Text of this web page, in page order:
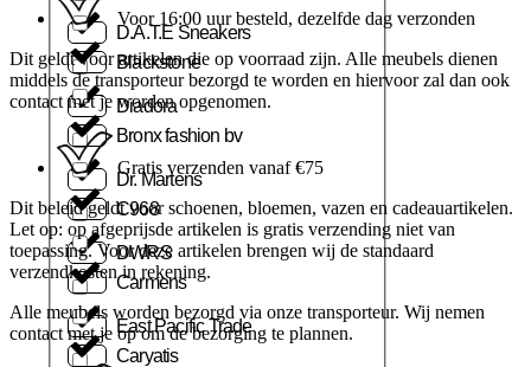
D.A.T.E Sneakers
Diadora
Dr. Martens
DWRS
East Pacific Trade
Blackstone
Bronx fashion bv
C968
Carmens
Caryatis
Voor 16:00 uur besteld, dezelfde dag verzonden
Dit geldt voor artikelen die op voorraad zijn. Alle meubels dienen
middels de transporteur bezorgd te worden en hiervoor zal dan ook
contact met je worden opgenomen.
Gratis verzenden vanaf €75
Dit beleid geldt voor schoenen, bloemen, vazen en cadeauartikelen.
Let op: op afgeprijsde artikelen is gratis verzending niet van
toepassing. Voor deze artikelen brengen wij de standaard
verzendkosten in rekening.
Alle meubels worden bezorgd via onze transporteur. Wij nemen
contact met je op om de bezorging te plannen.